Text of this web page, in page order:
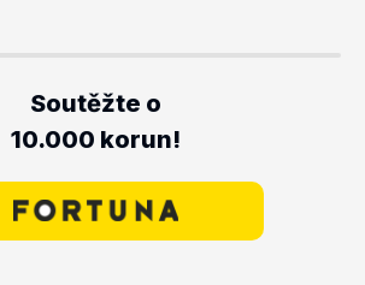
Soutěžte o
10.000 korun!